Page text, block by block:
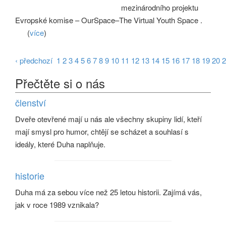
mezinárodního projektu
Evropské komise – OurSpace–The Virtual Youth Space .
(více)
‹ předchozí 1 23456789 10 11 12 13 14 15 16 17 18 1920
Přečtěte si o nás
členství
Dveře otevřené mají u nás ale všechny skupiny lidí, kteří
mají smysl pro humor, chtějí se scházet a souhlasí s
ideály, které Duha naplňuje.
historie
Duha má za sebou více než 25 letou historii. Zajímá vás,
jak v roce 1989 vznikala?